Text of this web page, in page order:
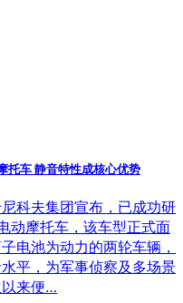
托车 静音特性成核心优势
科夫集团宣布，已成功研
动摩托车，该车型正式面
电池为动力的两轮车辆，
平，为军事侦察及多场景
以来便…